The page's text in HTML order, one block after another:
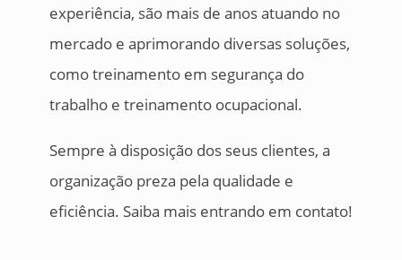
experiência, são mais de anos atuando no
mercado e aprimorando diversas soluções,
como treinamento em segurança do
trabalho e treinamento ocupacional.
Sempre à disposição dos seus clientes, a
organização preza pela qualidade e
eficiência. Saiba mais entrando em contato!